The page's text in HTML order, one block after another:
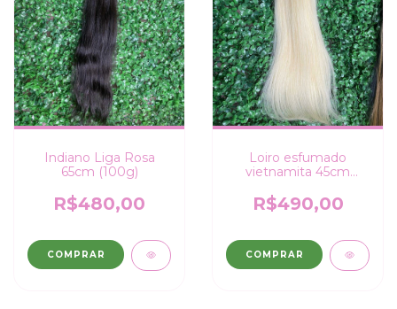
Indiano Liga Rosa
65cm (100g)
R$480,00
COMPRAR
Loiro esfumado
vietnamita 45cm
R$490,00
COMPRAR